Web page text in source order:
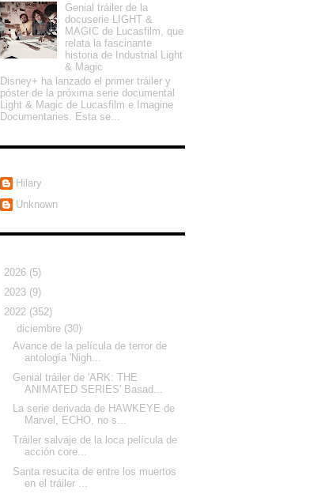
Genial tráiler de la
docuserie LIGHT &
MAGIC de Lucasfilm, que
relata la fascinante
historia de Industrial Light
& Magic
Disney+ ha lanzado el primer tráiler y
póster de la próxima serie documental
Light & Magic de Lucasfilm e Imagine
Documentaries. Esta se...
Hilary
Unknown
2026 (5)
2023 (9)
2022 (352)
diciembre (30)
Avance de la película de terror de
antología 'Nigh...
Genial tráiler de 'ARK: THE
ANIMATED SERIES' Basad...
La serie derivada de HAWKEYE de
Marvel, ECHO, no s...
Tráiler salvaje de la loca película de
acción core...
Santa resucita de entre los muertos
en el tráiler ...